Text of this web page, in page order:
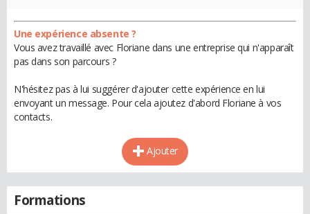
Une expérience absente ?
Vous avez travaillé avec Floriane dans une entreprise qui n'apparaît
pas dans son parcours ?
N'hésitez pas à lui suggérer d'ajouter cette expérience en lui
envoyant un message. Pour cela ajoutez d'abord Floriane à vos
contacts.
Ajouter
Formations